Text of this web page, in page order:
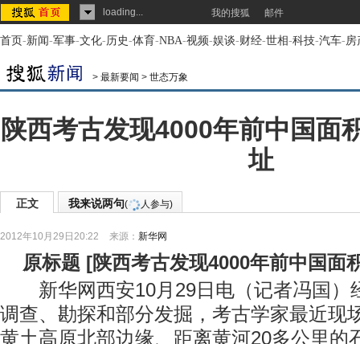
loading... 我的搜狐 邮件
首页-新闻-军事-文化-历史-体育-NBA-视频-娱谈-财经-世相-科技-汽车-房
> 最新要闻 > 世态万象
陕西考古发现4000年前中国面
址
正文 我来说两句( 人参与)
2012年10月29日20:22 来源： 新华网
原标题 [陕西考古发现4000年前中国面
新华网西安10月29日电（记者冯国）
调查、勘探和部分发掘，考古学家最近现
黄土高原北部边缘、距离黄河20多公里的